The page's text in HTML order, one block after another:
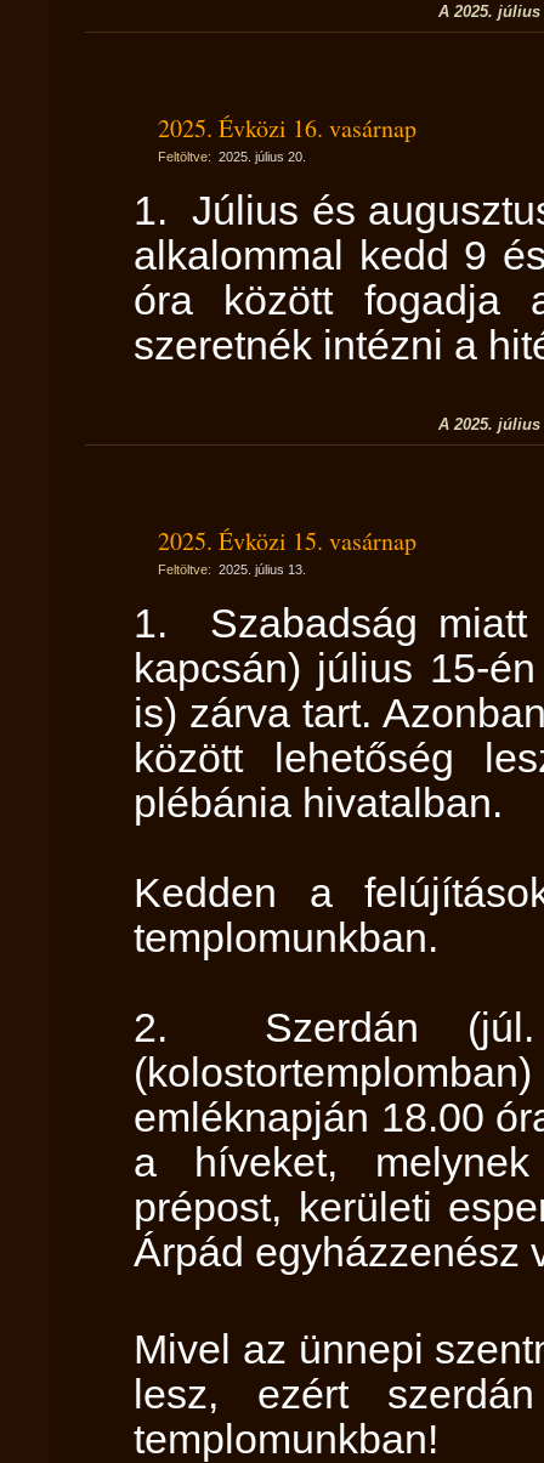
A 2025.
2025. Évközi 16. vasárnap
Feltöltve: 2025. július 20.
1. Július és
alkalommal kedd 9
óra között fogadja
szeretnék intézni a
A 2025.
2025. Évközi 15. vasárnap
Feltöltve: 2025. július 13.
1. Szabadság miatt
kapcsán) július 15-
is) zárva tart.
között lehetőség
plébánia hivatalban.
Kedden a
templomunkban.
2. Szerdán (júl.
emléknapján 18.00
a híveket,
prépost, kerületi
Árpád egyházzenész
Mivel az ünnepi
lesz, ezért
templomunkban!